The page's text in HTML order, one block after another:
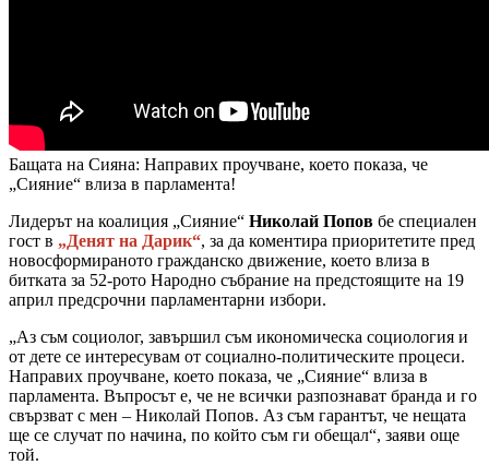
Бащата на Сияна: Направих проучване, което показа, че
„Сияние“ влиза в парламента!
Лидерът на коалиция „Сияние“ Николай Попов бе специален
гост в „Денят на Дарик“, за да коментира приоритетите пред
новосформираното гражданско движение, което влиза в
битката за 52-рото Народно събрание на предстоящите на 19
април предсрочни парламентарни избори.
„Аз съм социолог, завършил съм икономическа социология и
от дете се интересувам от социално-политическите процеси.
Направих проучване, което показа, че „Сияние“ влиза в
парламента. Въпросът е, че не всички разпознават бранда и го
свързват с мен – Николай Попов. Аз съм гарантът, че нещата
ще се случат по начина, по който съм ги обещал“, заяви още
той.